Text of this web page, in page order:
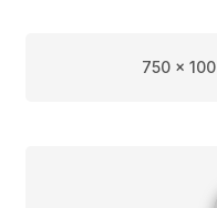
750 x 100